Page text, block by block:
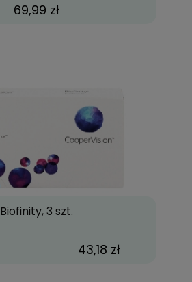
69,99 zł
Biofinity, 3 szt.
43,18 zł